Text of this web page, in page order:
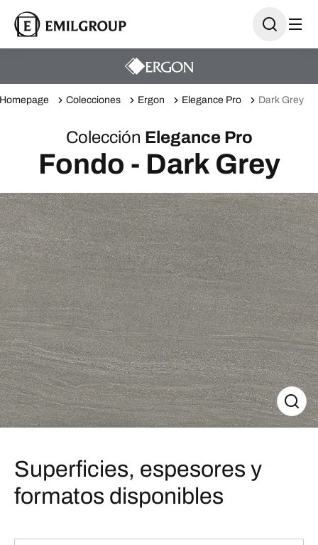
Homepage Colecciones Ergon Elegance Pro Dark Grey
Colección Elegance Pro
Fondo - Dark Grey
Superficies, espesores y
formatos disponibles